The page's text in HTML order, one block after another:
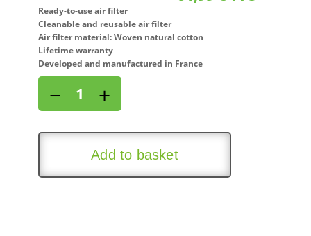
Ready-to-use air filter
Cleanable and reusable air filter
Air filter material: Woven natural cotton
Lifetime warranty
Developed and manufactured in France
filter
for
FIAT
i
− +
Add to basket